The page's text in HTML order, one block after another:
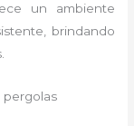
un ambiente
brindando
pergolas